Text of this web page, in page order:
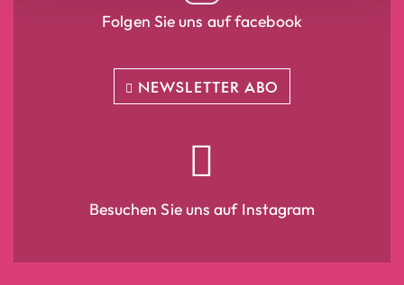
Folgen Sie uns auf facebook
NEWSLETTER ABO
Besuchen Sie uns auf Instagram